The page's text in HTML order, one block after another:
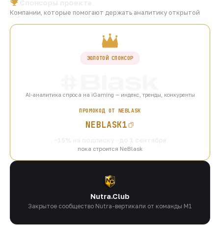
Компании, которые помогают держать аналитику открытой
ЗОЛОТОЙ СПОНСОР
AI-аналитика спроса на iGaming — индекс, тренды, конкуренты
ПРОМОКОД ОТ NEBLASK
NEBLASK1
пока строится NeBlask
Nutra.Club
Закрытое сообщество Nutra-вертикали от команды M1